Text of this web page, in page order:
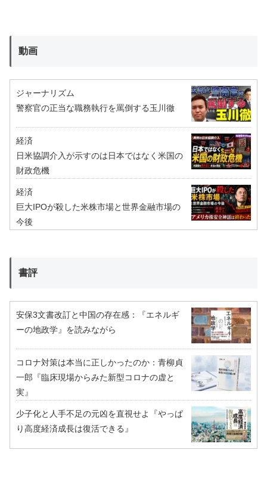
動画
ジャーナリズム
警察官の正当な職務執行を罵倒する玉川徹
経済
日米協調介入が示すのは日本ではなく米国の
財政危機
経済
巨大IPOが殺した米株市場と世界金融市場の
今後
書評
安保3文書改訂と中国の存在感：『エネルギ
ーの地政学』を読みながら
コロナ対策は本当に正しかったのか：青柳貞
一郎『臨床現場からみた新型コロナの虚と
実』
少子化と人手不足の元凶を直視せよ『やっぱ
り高度経済成長は復活できる』